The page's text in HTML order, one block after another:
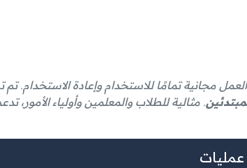
مجانية تمامًا للاستخدام وإعادة الاستخدام.
. مثالية للطلاب والمعلمين وأولياء الأمور،
عمليات